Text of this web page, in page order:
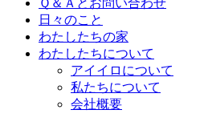
Ｑ＆Ａとお問い合わせ
日々のこと
わたしたちの家
わたしたちについて
アイイロについて
私たちについて
会社概要